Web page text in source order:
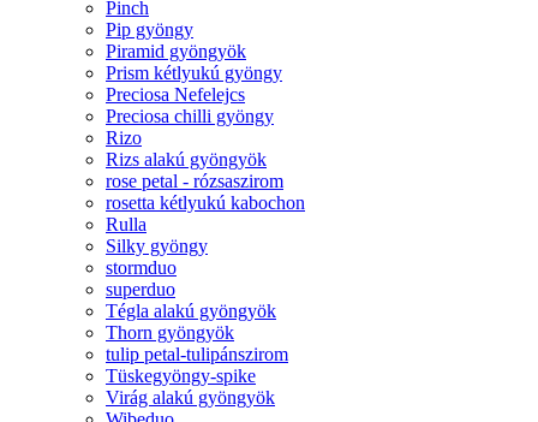
Pinch
Pip gyöngy
Piramid gyöngyök
Prism kétlyukú gyöngy
Preciosa Nefelejcs
Preciosa chilli gyöngy
Rizo
Rizs alakú gyöngyök
rose petal - rózsaszirom
rosetta kétlyukú kabochon
Rulla
Silky gyöngy
stormduo
superduo
Tégla alakú gyöngyök
Thorn gyöngyök
tulip petal-tulipánszirom
Tüskegyöngy-spike
Virág alakú gyöngyök